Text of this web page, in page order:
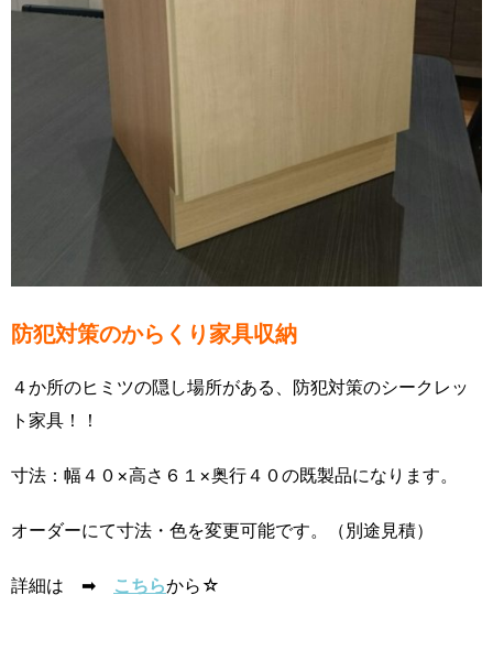
防犯対策のからくり家具収納
４か所のヒミツの隠し場所がある、防犯対策のシークレッ
ト家具！！
寸法：幅４０×高さ６１×奥行４０の既製品になります。
オーダーにて寸法・色を変更可能です。（別途見積）
詳細は ➡ こちらから☆